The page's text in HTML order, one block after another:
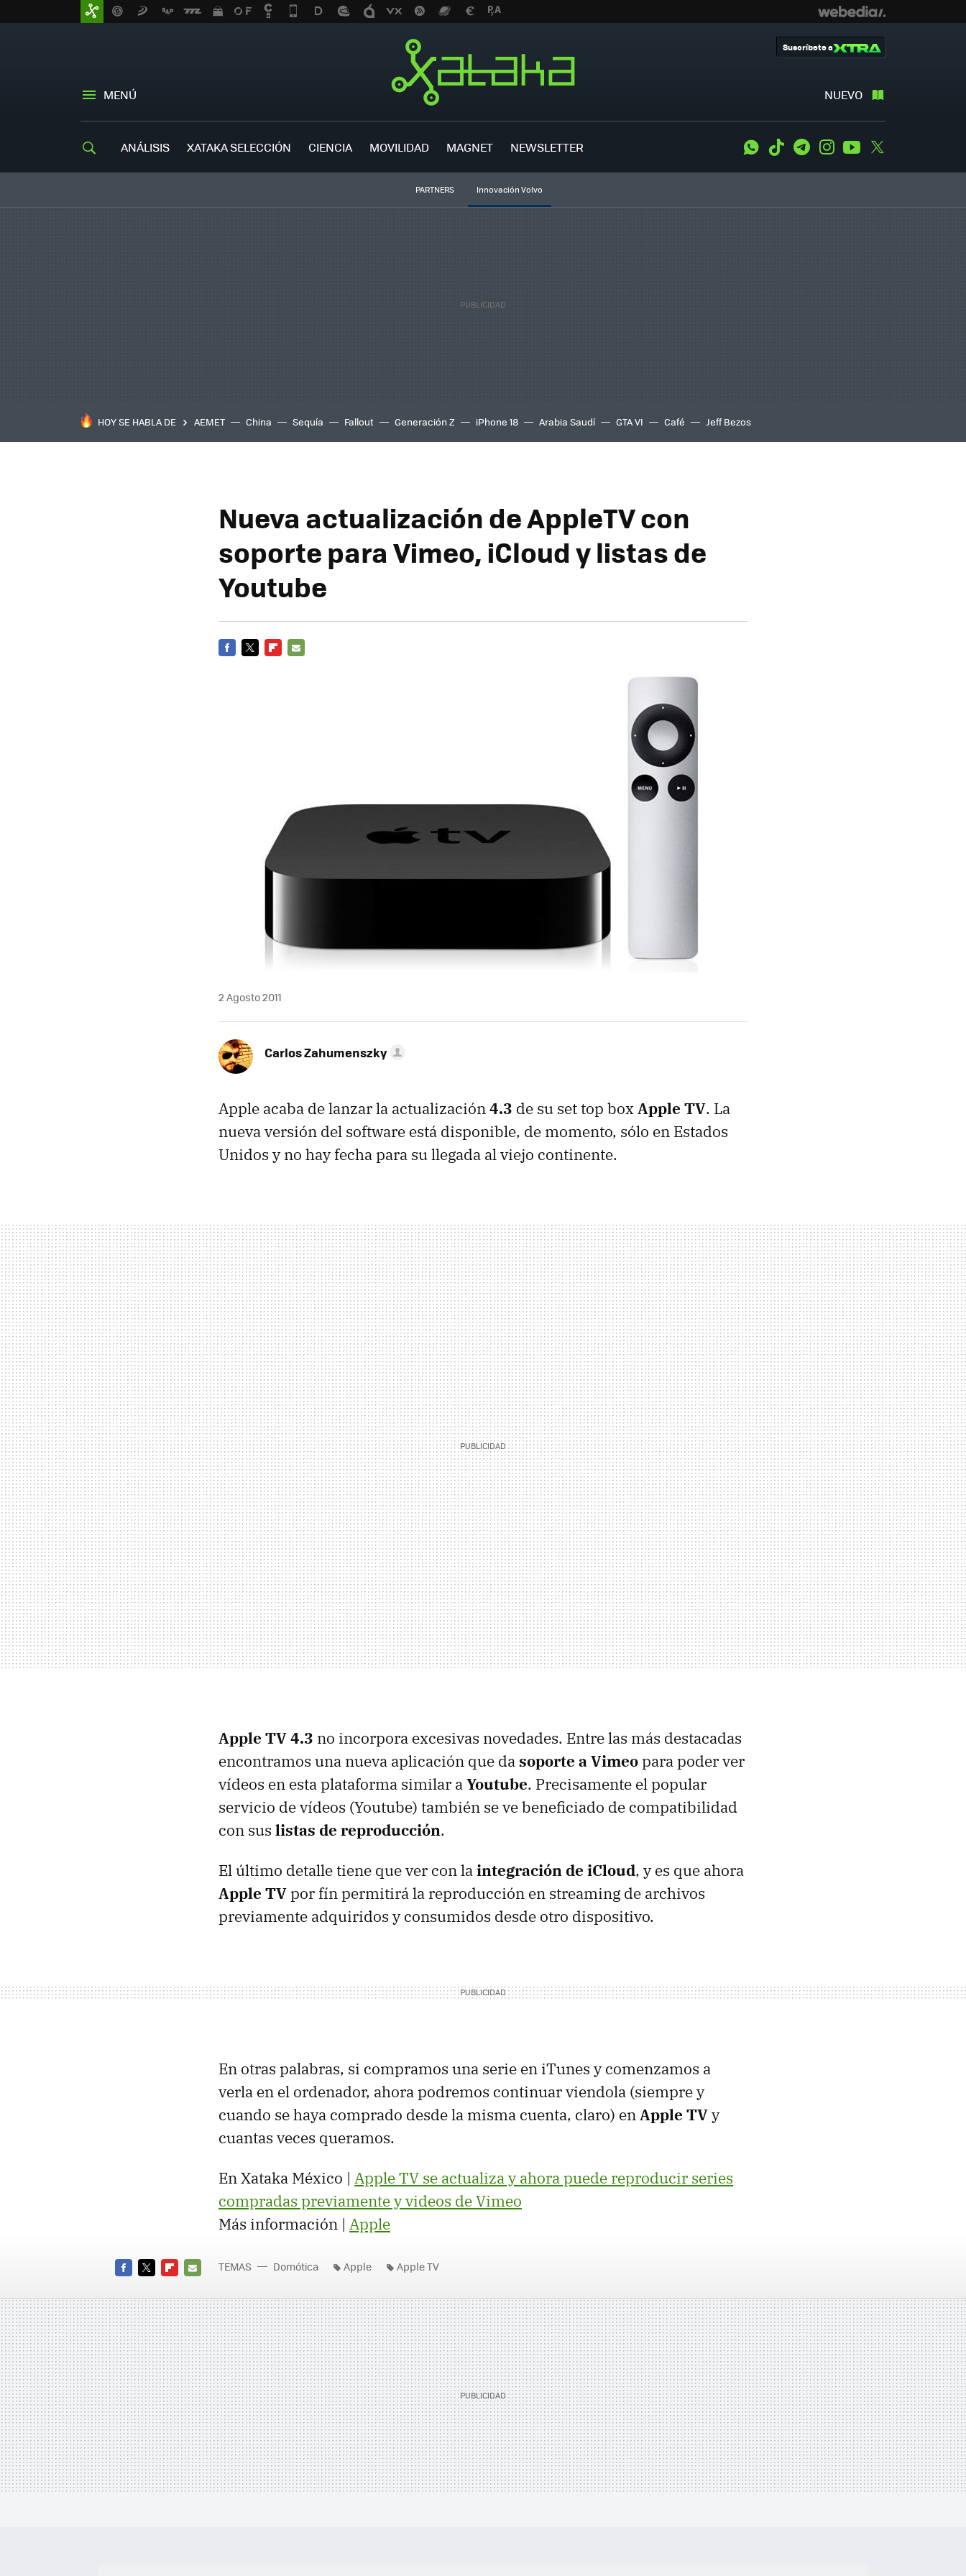
MENÚ NUEVO
Suscríbete a
ANÁLISIS XATAKA SELECCIÓN CIENCIA MOVILIDAD MAGNET NEWSLETTER WhatsApp
Tiktok TelegramInstagramYoutube
PARTNERS Innovación Volvo
HOY SE HABLA DE AEMET China Sequía Fallout Generación Z iPhone 18 Arabia Saudí GTA VI Café Jeff Bezos
Nueva actualización de AppleTV con
soporte para Vimeo, iCloud y listas de
Youtube
2 Agosto 2011
Carlos Zahumenszky
Apple acaba de lanzar la actualización4.3 de su set top boxApple TV. La
nueva versión del software está disponible, de momento, sólo en Estados
Unidos y no hay fecha para su llegada al viejo continente.
Apple TV 4.3 no incorpora excesivas novedades. Entre las más destacadas
encontramos una nueva aplicación que dasoporte a Vimeopara poder ver
vídeos en esta plataforma similar aYoutube. Precisamente el popular
servicio de vídeos (Youtube) también se ve beneficiado de compatibilidad
con sus listas de reproducción.
El último detalle tiene que ver con laintegración de iCloud, y es que ahora
Apple TVpor fín permitirá la reproducción en streaming de archivos
previamente adquiridos y consumidos desde otro dispositivo.
En otras palabras, si compramos una serie en iTunes y comenzamos a
verla en el ordenador, ahora podremos continuar viendola (siempre y
cuando se haya comprado desde la misma cuenta, claro) enApple TVy
cuantas veces queramos.
En Xataka México | Apple TV se actualiza y ahora puede reproducir series
compradas previamente y videos de Vimeo
Más información | Apple
MAIL
TEMAS Domótica Apple Apple TV